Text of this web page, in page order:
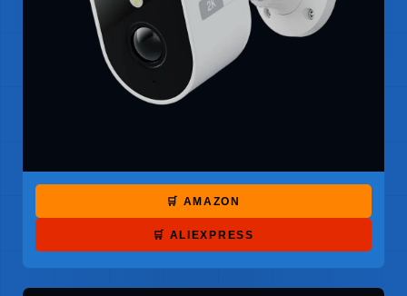
🛒 AMAZON
🛒 ALIEXPRESS